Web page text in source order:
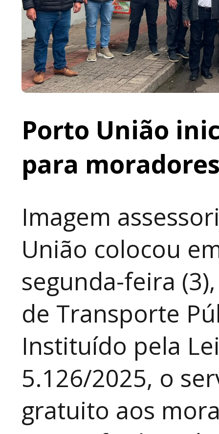
Porto União
para
Imagem
União colocou
segunda-feira
de Transporte
Instituído pela
5.126/2025, o
gratuito aos